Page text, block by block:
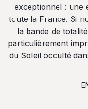
exceptionnel : une
toute la France. Si
la bande de
particulièrement
du Soleil occulté